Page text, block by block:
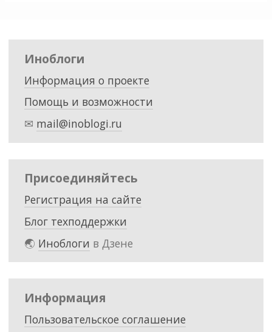
Иноблоги
Информация о проекте
Помощь и возможности
✉ mail@inoblogi.ru
Присоединяйтесь
Регистрация на сайте
Блог техподдержки
🌏 Иноблоги в Дзене
Информация
Пользовательское соглашение